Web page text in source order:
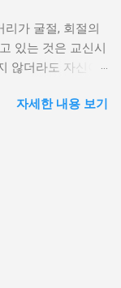
이어줬습니다.
이블은 안테나의
커넥터의 바깥 금
로 갔다가 케이블
용한 이유는 절연
가 굴절, 회절의
있는 것은 교신시
않더라도 자신이
에서 사용할 일이
거리까지 쉽게
자세한 내용 보기